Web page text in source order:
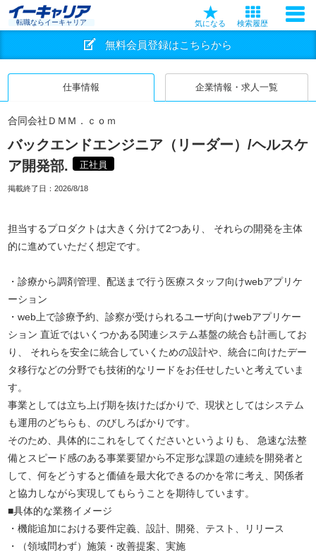
転職ならイーキャリア 気になる 検索履歴
無料会員登録はこちらから
仕事情報 企業情報・求人一覧
合同会社ＤＭＭ．ｃｏｍ
バックエンドエンジニア（リーダー）/ヘルスケ
ア開発部.
正社員
掲載終了日： 2026/8/18
担当するプロダクトは大きく分けて2つあり、 それらの開発を主体
的に進めていただく想定です。
・診療から調剤管理、配送まで行う医療スタッフ向けwebアプリケ
ーション
・web上で診療予約、診察が受けられるユーザ向けwebアプリケー
ション 直近ではいくつかある関連システム基盤の統合も計画してお
り、 それらを安全に統合していくための設計や、統合に向けたデー
タ移行などの分野でも技術的なリードをお任せしたいと考えていま
す。
事業としては立ち上げ期を抜けたばかりで、現状としてはシステム
も運用のどちらも、のびしろばかりです。
そのため、具体的にこれをしてくださいというよりも、 急速な法整
備とスピード感のある事業要望から不定形な課題の連続を開発者と
して、何をどうすると価値を最大化できるのかを常に考え、関係者
と協力しながら実現してもらうことを期待しています。
■具体的な業務イメージ
・機能追加における要件定義、設計、開発、テスト、リリース
・（領域問わず）施策・改善提案、実施